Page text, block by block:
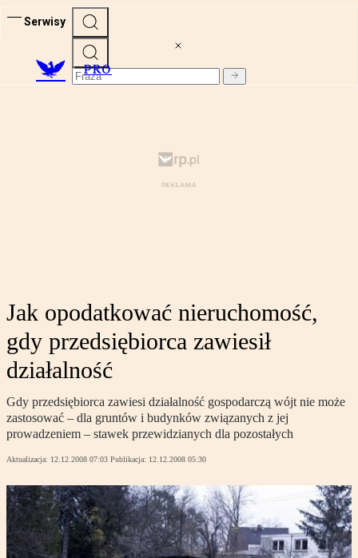
Serwisy
PRO
Jak opodatkować nieruchomość,
gdy przedsiębiorca zawiesił
działalność
Gdy przedsiębiorca zawiesi działalność gospodarczą wójt nie może
zastosować – dla gruntów i budynków związanych z jej
prowadzeniem – stawek przewidzianych dla pozostałych
Aktualizacja: 12.12.2008 07:03 Publikacja: 12.12.2008 05:30